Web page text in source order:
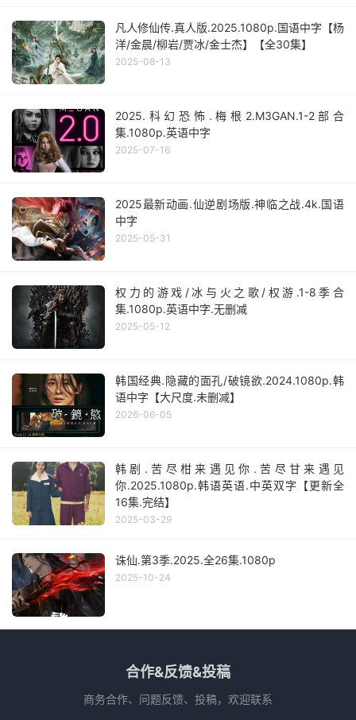
凡人修仙传.真人版.2025.1080p.国语中字【杨
洋/金晨/柳岩/贾冰/金士杰】【全30集】
2025-08-13
2025.科幻恐怖.梅根2.M3GAN.1-2部合
集.1080p.英语中字
2025-07-16
2025最新动画.仙逆剧场版.神临之战.4k.国语
中字
2025-05-31
权力的游戏/冰与火之歌/权游.1-8季合
集.1080p.英语中字.无删减
2025-05-12
韩国经典.隐藏的面孔/破镜欲.2024.1080p.韩
语中字【大尺度.未删减】
2026-06-05
韩剧.苦尽柑来遇见你.苦尽甘来遇见
你.2025.1080p.韩语英语.中英双字【更新全
16集.完结】
2025-03-29
诛仙.第3季.2025.全26集.1080p
2025-10-24
合作&反馈&投稿
商务合作、问题反馈、投稿，欢迎联系